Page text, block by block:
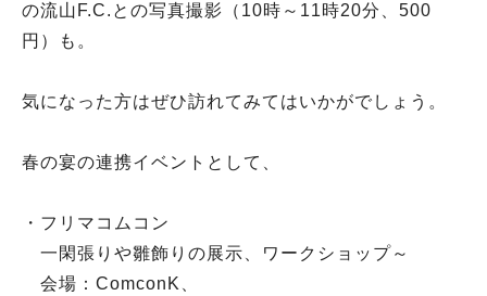
の流山F.C.との写真撮影（10時～11時20分、500
円）も。
気になった方はぜひ訪れてみてはいかがでしょう。
春の宴の連携イベントとして、
・フリマコムコン
一閑張りや雛飾りの展示、ワークショップ～
会場：ComconK、